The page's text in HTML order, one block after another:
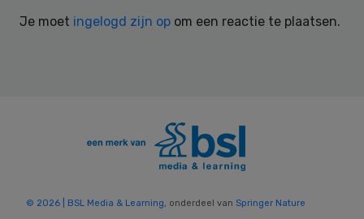
Je moet ingelogd zijn op om een reactie te plaatsen.
© 2026 | BSL Media & Learning , onderdeel van Springer Nature